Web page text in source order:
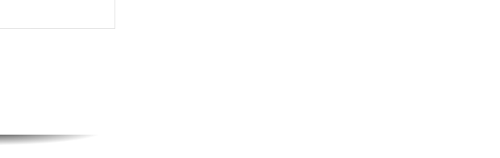
से भीषण